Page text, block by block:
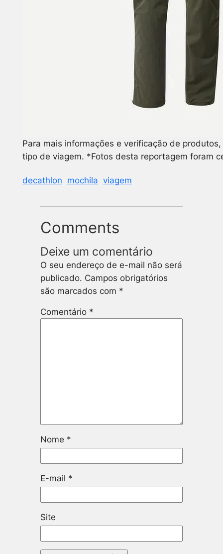
Para mais informações e verificação de
tipo de viagem. *Fotos desta reportagem foram
decathlon mochila viagem
Comments
Deixe um comentário
O seu endereço de e-mail não será
publicado. Campos obrigatórios
são marcados com *
Comentário *
Nome *
E-mail *
Site